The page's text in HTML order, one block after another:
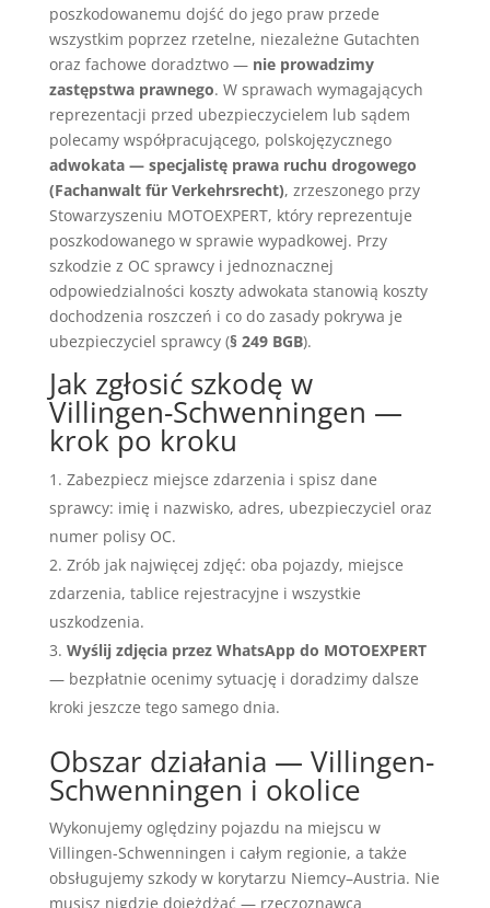
poszkodowanemu dojść do jego praw przede
wszystkim poprzez rzetelne, niezależne Gutachten
oraz fachowe doradztwo — nie prowadzimy
zastępstwa prawnego. W sprawach wymagających
reprezentacji przed ubezpieczycielem lub sądem
polecamy współpracującego, polskojęzycznego
adwokata — specjalistę prawa ruchu drogowego
(Fachanwalt für Verkehrsrecht), zrzeszonego przy
Stowarzyszeniu MOTOEXPERT, który reprezentuje
poszkodowanego w sprawie wypadkowej. Przy
szkodzie z OC sprawcy i jednoznacznej
odpowiedzialności koszty adwokata stanowią koszty
dochodzenia roszczeń i co do zasady pokrywa je
ubezpieczyciel sprawcy (§ 249 BGB).
Jak zgłosić szkodę w
Villingen-Schwenningen —
krok po kroku
Zabezpiecz miejsce zdarzenia i spisz dane
sprawcy: imię i nazwisko, adres, ubezpieczyciel oraz
numer polisy OC.
Zrób jak najwięcej zdjęć: oba pojazdy, miejsce
zdarzenia, tablice rejestracyjne i wszystkie
uszkodzenia.
Wyślij zdjęcia przez WhatsApp do MOTOEXPERT
— bezpłatnie ocenimy sytuację i doradzimy dalsze
kroki jeszcze tego samego dnia.
Obszar działania — Villingen-
Schwenningen i okolice
Wykonujemy oględziny pojazdu na miejscu w
Villingen-Schwenningen i całym regionie, a także
obsługujemy szkody w korytarzu Niemcy–Austria. Nie
musisz nigdzie dojeżdżać — rzeczoznawca